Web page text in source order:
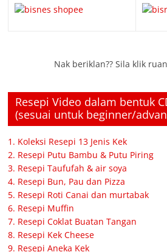
Nak beriklan?? Sila klik
Resepi Video dalam bentuk
(sesuai untuk beginner/
1. Koleksi Resepi 13 Jenis Kek
2. Resepi Putu Bambu & Putu Piring
3. Resepi Taufufah & air soya
4. Resepi Bun, Pau dan Pizza
5. Resepi Roti Canai dan murtabak
6. Resepi Muffin
7. Resepi Coklat Buatan Tangan
8. Resepi Kek Cheese
9. Resepi Aneka Kek